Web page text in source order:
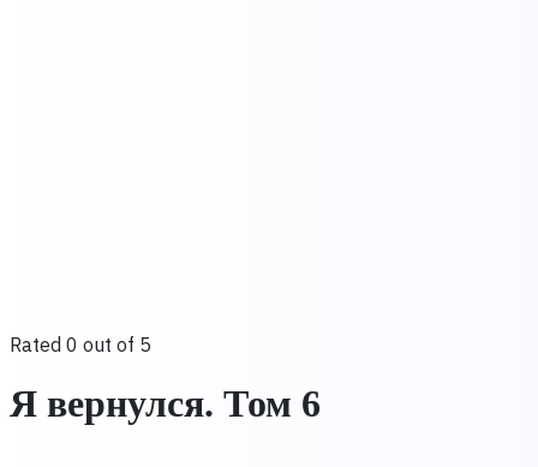
Rated 0 out of 5
Я вернулся. Том 6